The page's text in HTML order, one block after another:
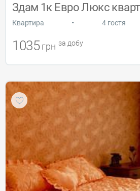
Здам 1к Евро Люкс
Квартира • 4 гостя
1035 грн за добу